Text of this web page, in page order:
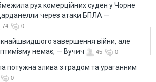
рух комерційних суден у Чорне
через атаки БПЛА —
74 0
завершення війни, але
немає, — Вучич
45 0
потужна злива з градом та ураганним
0